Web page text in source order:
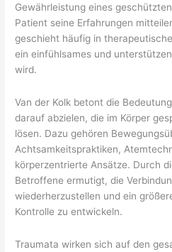
Gewährleistung eines
Patient seine Erfahrungen
geschieht häufig in
ein einfühlsames und
wird.
Van der Kolk betont die
darauf abzielen, die im Körper
lösen. Dazu gehören
Achtsamkeitspraktiken,
körperzentrierte Ansätze. Durch
Betroffene ermutigt, die
wiederherzustellen und ein
Kontrolle zu entwickeln.
Traumata wirken sich auf den